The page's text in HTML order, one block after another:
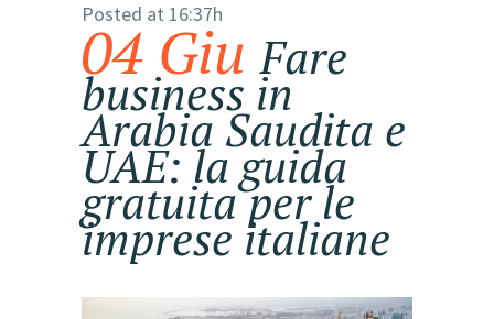
04 Giu Fare
business in
Arabia Saudita e
UAE: la guida
gratuita per le
imprese italiane
Posted at 16:37h